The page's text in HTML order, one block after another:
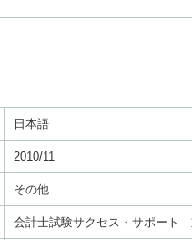
日本語
2010/11
その他
会計士試験サクセス・サポー